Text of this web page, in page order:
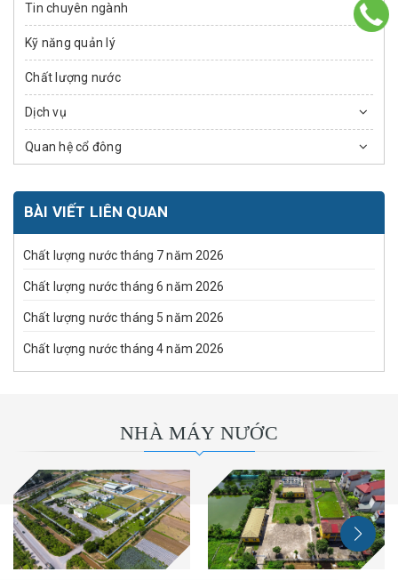
Tin chuyên ngành
Kỹ năng quản lý
Chất lượng nước
Dịch vụ
Quan hệ cổ đông
BÀI VIẾT LIÊN QUAN
Chất lượng nước tháng 7 năm 2026
Chất lượng nước tháng 6 năm 2026
Chất lượng nước tháng 5 năm 2026
Chất lượng nước tháng 4 năm 2026
NHÀ MÁY NƯỚC